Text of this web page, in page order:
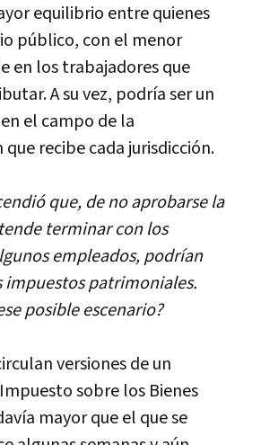
equilibrio entrequienes
público, con el menor
en lostrabajadoresque
.Asuvez, podríaserun
en el campo de la
que recibecada jurisdicción.
óque, denoaprobarse la
terminar con los
empleados, podrían
impuestospatrimoniales.
posible escenario?
versionesdeun
Impuestosobre los Bienes
ía mayorqueel quese